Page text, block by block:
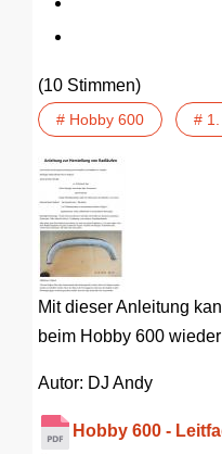
(10 Stimmen)
# Hobby 600 #
Mit dieser Anleitung
beim Hobby 600
Autor: DJ Andy
Hobby 600 -